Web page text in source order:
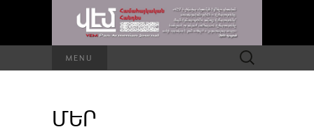
MENU Որոնել՝
ՄԵՐ